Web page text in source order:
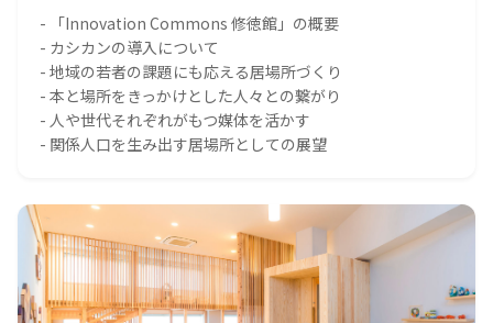
- 「Innovation Commons 修徳館」の概要
- カシカンの導入について
- 地域の若者の課題にも応える居場所づくり
- 本と場所をきっかけとした人々との繋がり
- 人や世代それぞれがもつ媒体を活かす
- 関係人口を生み出す居場所としての展望